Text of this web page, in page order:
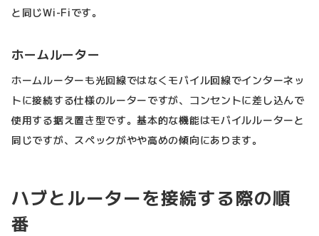
と同じWi-Fiです。
ホームルーター
ホームルーターも光回線ではなくモバイル回線でインターネッ
トに接続する仕様のルーターですが、コンセントに差し込んで
使用する据え置き型です。基本的な機能はモバイルルーターと
同じですが、スペックがやや高めの傾向にあります。
ハブとルーターを接続する際の順
番